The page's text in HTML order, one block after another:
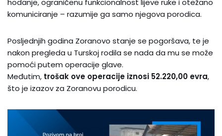
hodanje, ograničenu funkcionalnost lijeve ruke i otežano
komuniciranje – razumije ga samo njegova porodica.
Posljednjih godina Zoranovo stanje se pogoršava, te je
nakon pregleda u Turskoj rodila se nada da mu se može
pomoći putem operacije glave.
Međutim, trošak ove operacije iznosi 52.220,00 evra,
što je izazov za Zoranovu porodicu.